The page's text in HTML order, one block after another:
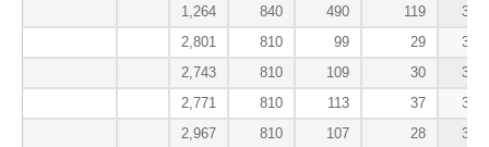
1,264
840 490 119
398
2,801
810 99 29
398
2,743
810 109 30
398
2,771
810 113 37
397
2,967
810 107 28
395